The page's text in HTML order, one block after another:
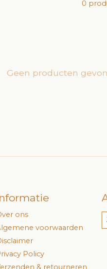
0
Geen producten
ons
voorwaarden
Policy